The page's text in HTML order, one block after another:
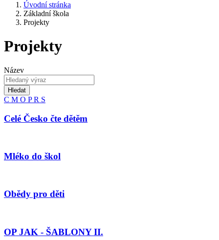
Úvodní stránka
Základní škola
Projekty
Projekty
Název
Hledat
C M O PR S
Celé Česko čte dětěm
Mléko do škol
Obědy pro děti
OP JAK - ŠABLONY II.